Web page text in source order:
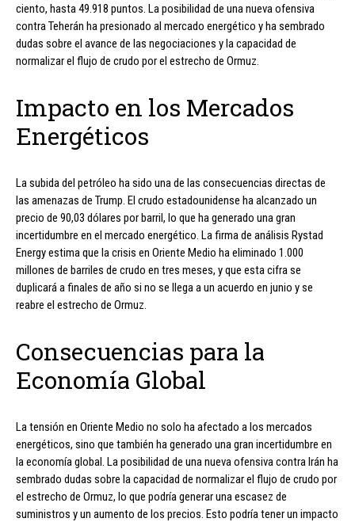
ciento, hasta 49.918 puntos. La posibilidad de una nueva ofensiva
contra Teherán ha presionado al mercado energético y ha sembrado
dudas sobre el avance de las negociaciones y la capacidad de
normalizar el flujo de crudo por el estrecho de Ormuz.
Impacto en los Mercados
Energéticos
La subida del petróleo ha sido una de las consecuencias directas de
las amenazas de Trump. El crudo estadounidense ha alcanzado un
precio de 90,03 dólares por barril, lo que ha generado una gran
incertidumbre en el mercado energético. La firma de análisis Rystad
Energy estima que la crisis en Oriente Medio ha eliminado 1.000
millones de barriles de crudo en tres meses, y que esta cifra se
duplicará a finales de año si no se llega a un acuerdo en junio y se
reabre el estrecho de Ormuz.
Consecuencias para la
Economía Global
La tensión en Oriente Medio no solo ha afectado a los mercados
energéticos, sino que también ha generado una gran incertidumbre en
la economía global. La posibilidad de una nueva ofensiva contra Irán ha
sembrado dudas sobre la capacidad de normalizar el flujo de crudo por
el estrecho de Ormuz, lo que podría generar una escasez de
suministros y un aumento de los precios. Esto podría tener un impacto